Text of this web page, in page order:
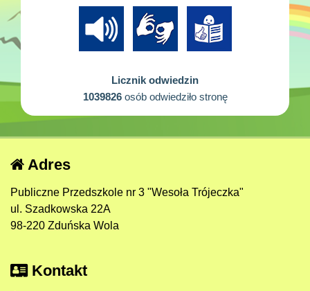
Licznik odwiedzin
1039826osób odwiedziło stronę
Adres
Publiczne Przedszkole nr 3 "Wesoła Trójeczka"
ul. Szadkowska 22A
98-220 Zduńska Wola
Kontakt